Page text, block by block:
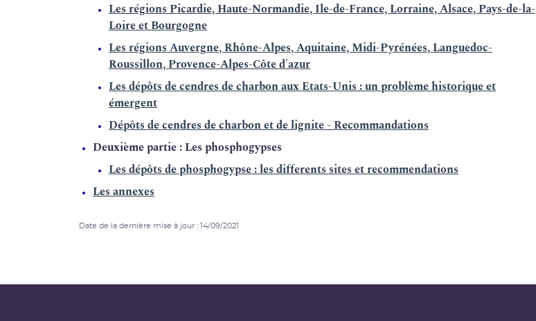
Les régions Picardie, Haute-Normandie, Ile-de-France, Lorraine, Alsace, Pays-de-la-
Loire et Bourgogne
Les régions Auvergne, Rhône-Alpes, Aquitaine, Midi-Pyrénées, Languedoc-
Roussillon, Provence-Alpes-Côte d'azur
Les dépôts de cendres de charbon aux Etats-Unis : un problème historique et
émergent
Dépôts de cendres de charbon et de lignite - Recommandations
Deuxième partie : Les phosphogypses
Les dépôts de phosphogypse : les differents sites et recommendations
Les annexes
Date de la dernière mise à jour : 14/09/2021